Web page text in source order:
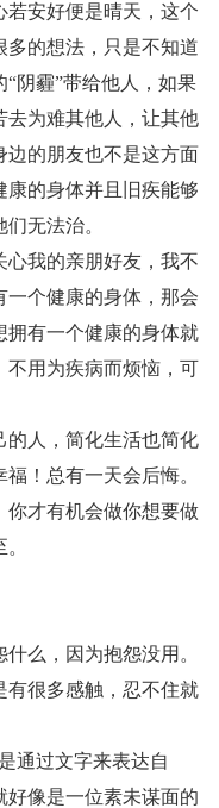
安好便是晴天，这个
的想法，只是不知道
阴霾”带给他人，如果
去为难其他人，让其他
边的朋友也不是这方面
康的身体并且旧疾能够
无法治。
我的亲朋好友，我不
个健康的身体，那会
拥有一个健康的身体就
不用为疾病而烦恼，可
人，简化生活也简化
！总有一天会后悔。
你才有机会做你想要做
么，因为抱怨没用。
有很多感触，忍不住就
过文字来表达自
好像是一位素未谋面的